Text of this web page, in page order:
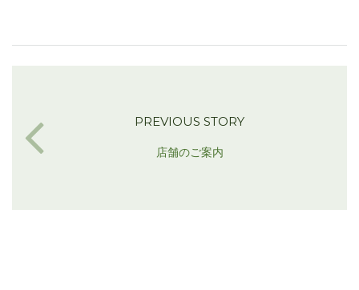
PREVIOUS STORY
店舗のご案内